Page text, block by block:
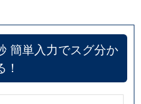
簡単入力でスグ分か
！